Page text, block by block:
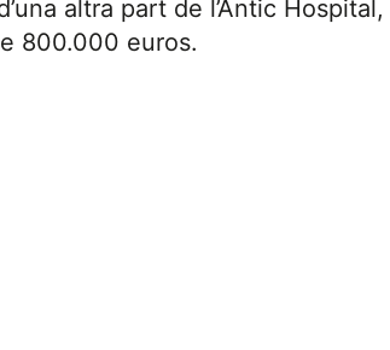
altra part de l’Antic Hospital,
800.000 euros.